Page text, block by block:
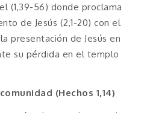
(1,39-56) donde proclama
de Jesús (2,1-20) con el
presentación de Jesús en
su pérdida en el templo
(Hechos 1,14)